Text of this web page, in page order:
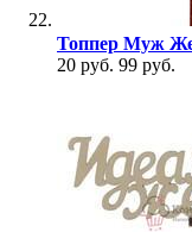
Топпер Муж
20 руб. 99 руб.